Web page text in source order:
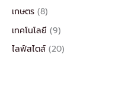
เกษตร (8)
เทคโนโลยี (9)
ไลฟ์สไตส์ (20)